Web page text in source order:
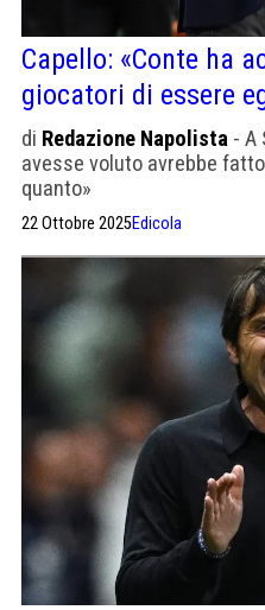
Capello: «Conte ha
giocatori di essere
di Redazione Napolista - A
avesse voluto avrebbe
quanto»
22 Ottobre 2025Edicola